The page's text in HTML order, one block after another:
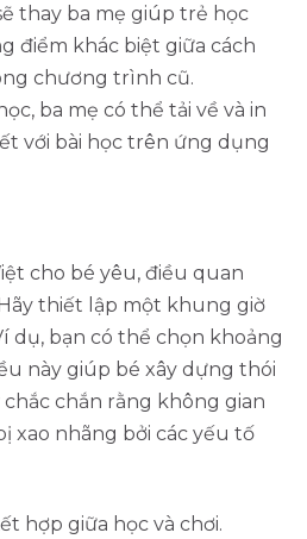
thay ba mẹ giúp trẻ học
điểm khác biệt giữa cách
chương trình cũ.
ba mẹ có thể tải về và in
với bài học trên ứng dụng
cho bé yêu, điều quan
thiết lập một khung giờ
dụ, bạn có thể chọn khoảng
này giúp bé xây dựng thói
chắn rằng không gian
xao nhãng bởi các yếu tố
hợp giữa học và chơi.